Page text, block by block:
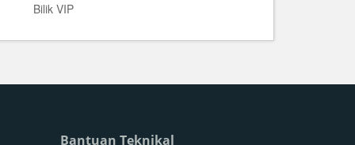
Bilik VIP
Bantuan Teknikal